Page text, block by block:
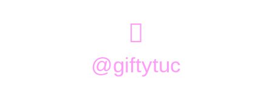

@giftytuc